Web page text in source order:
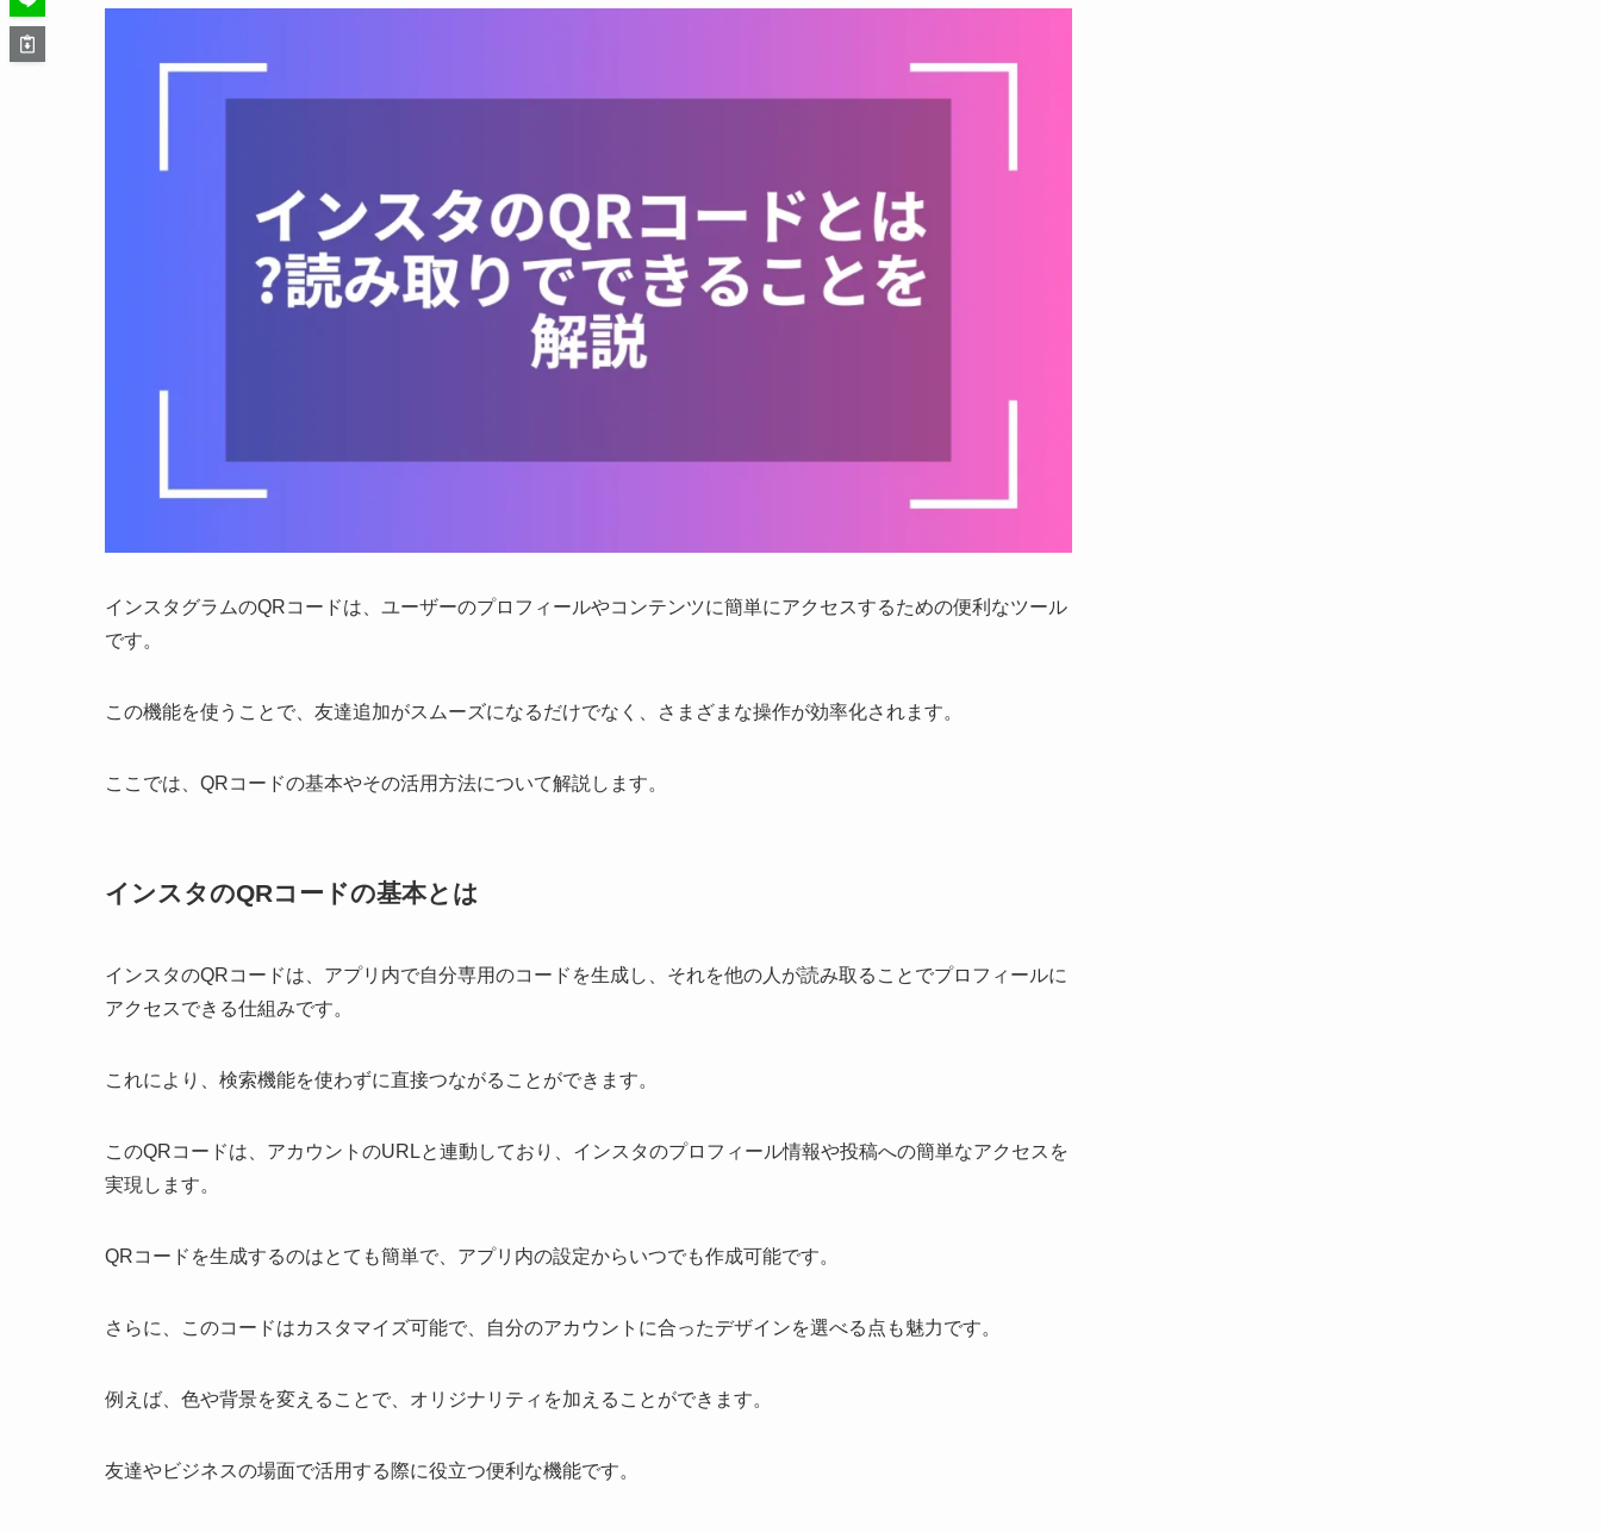
インスタグラムのQRコードは、ユーザーのプロフィールやコンテンツに簡単にアクセスするための便利なツール
です。
この機能を使うことで、友達追加がスムーズになるだけでなく、さまざまな操作が効率化されます。
ここでは、QRコードの基本やその活用方法について解説します。
インスタのQRコードの基本とは
インスタのQRコードは、アプリ内で自分専用のコードを生成し、それを他の人が読み取ることでプロフィールに
アクセスできる仕組みです。
これにより、検索機能を使わずに直接つながることができます。
このQRコードは、アカウントのURLと連動しており、インスタのプロフィール情報や投稿への簡単なアクセスを
実現します。
QRコードを生成するのはとても簡単で、アプリ内の設定からいつでも作成可能です。
さらに、このコードはカスタマイズ可能で、自分のアカウントに合ったデザインを選べる点も魅力です。
例えば、色や背景を変えることで、オリジナリティを加えることができます。
友達やビジネスの場面で活用する際に役立つ便利な機能です。